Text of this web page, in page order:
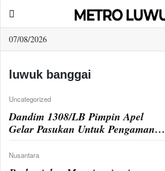
07/08/2026
Sample
luwuk banggai
Uncategorized
Dandim 1308/LB Pimpin Apel
Gelar Pasukan Untuk Pengamanan
Pilkada Serentak Tahun 2024
Nusantara